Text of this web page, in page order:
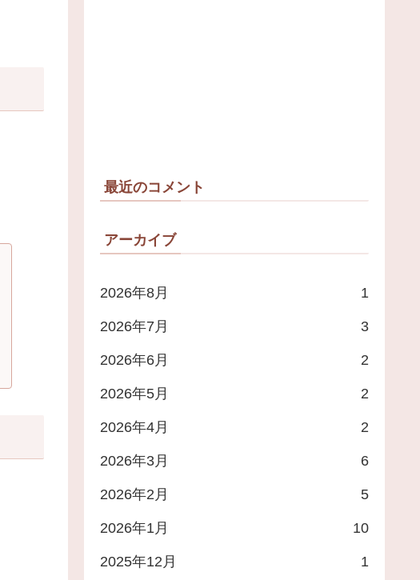
最近のコメント
アーカイブ
2026年8月 1
2026年7月 3
2026年6月 2
2026年5月 2
2026年4月 2
2026年3月 6
2026年2月 5
2026年1月 10
2025年12月 1